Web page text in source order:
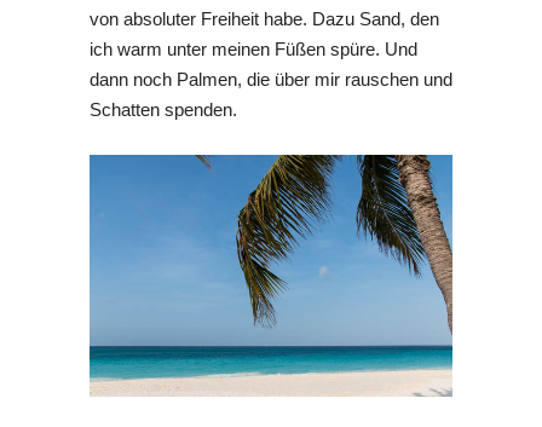
von absoluter Freiheit habe. Dazu Sand, den
ich warm unter meinen Füßen spüre. Und
dann noch Palmen, die über mir rauschen und
Schatten spenden.